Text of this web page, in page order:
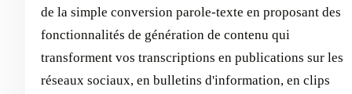
de la simple conversion parole-texte en proposant des
fonctionnalités de génération de contenu qui
transforment vos transcriptions en publications sur les
réseaux sociaux, en bulletins d'information, en clips